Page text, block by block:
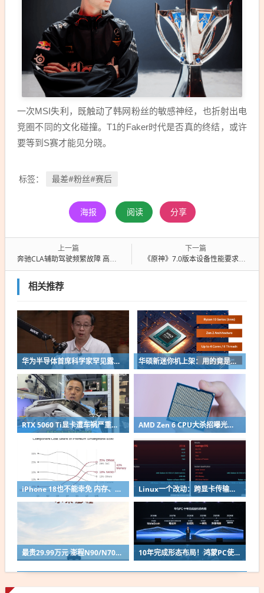
一次MSI失利，既触动了韩网粉丝的敏感神经，也折射出电
竞圈不同的文化碰撞。T1的Faker时代是否真的终结，或许
要等到S赛才能见分晓。
标签： 最差#粉丝#赛后
海报 阅读 分享
上一篇
奔驰CLA辅助驾驶频繁故障 高速偶发自动急刹或无法刹车！车主索要数据被拒
下一篇
《原神》7.0版本设备性能要求出炉！紫光展锐T606、天玑7030等芯片有兼容风险
相关推荐
华为半导体首席科学家罕见露面：摩尔定律迭代逻辑已变 经济性早已停滞 华硕新迷你机上架：用的竟是AMD Zen 2改名老芯片！
RTX 5060 Ti显卡遭车祸严重变形：因PCB短未伤到核心成功修复 AMD Zen 6 CPU大杀招曝光：不再无脑全核拉满！
iPhone 18也不能幸免 内存、闪存吞噬手机利润：成本占到43% Linux一个改动：跨显卡传输性能涨超80%！
最贵29.99万元 澎程N90/N70官宣后！雷军：要让小米汽车走出米粉圈 10年完成形态布局！鸿蒙PC使用时长已与华为传统架构Windows电脑持平